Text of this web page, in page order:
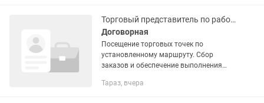
Торговый представитель по работе с розницей
Договорная
Посещение торговых точек по
установленному маршруту. Сбор
заказов и обеспечение выполнения
ассортименту и дистрибуции).
Тараз, вчера